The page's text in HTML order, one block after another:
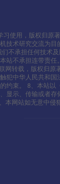
习使用，版权归原
技术研究交流为
不承担任何技术
站不承担连带责
网转载，版权归
犯中华人民共和
约束。 8、本站
显示、传输或者
本网站如无意中侵